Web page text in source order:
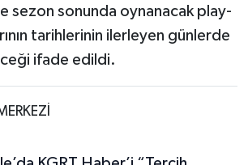
sezon sonunda oynanacak play-
tarihlerinin ilerleyen günlerde
ifade edildi.